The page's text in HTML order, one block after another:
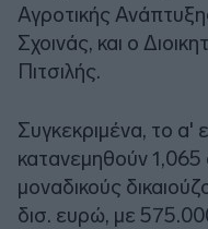
Αγροτικής
Σχοινάς, και ο
Πιτσιλής.
Συγκεκριμένα, το α'
κατανεμηθούν
μοναδικούς
δισ. ευρώ, με